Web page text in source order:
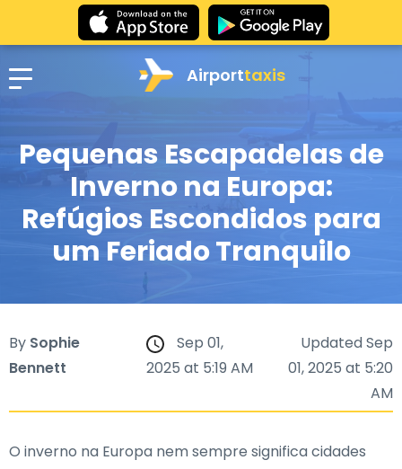
Airporttaxis
Pequenas Escapadelas de
Inverno na Europa:
Refúgios Escondidos para
um Feriado Tranquilo
By Sophie
Bennett
Sep 01,
2025 at 5:19 AM
Updated Sep
01, 2025 at 5:20
AM
O inverno na Europa nem sempre significa cidades